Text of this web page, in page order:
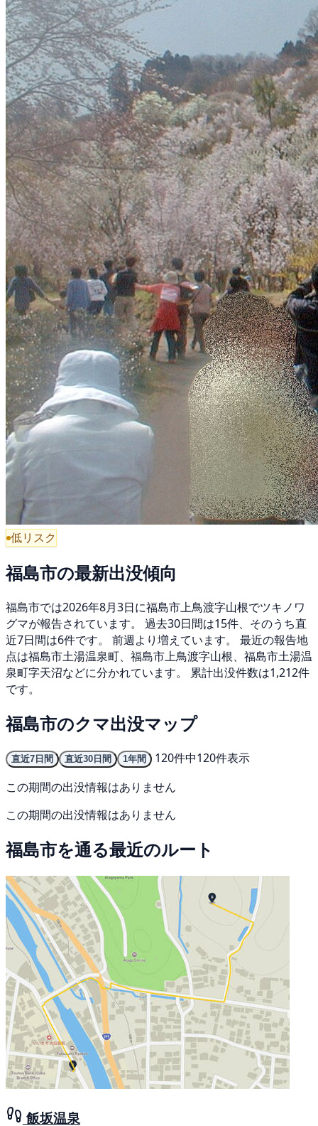
低リスク
福島市の最新出没傾向
福島市では2026年8月3日に福島市上鳥渡字山根でツキノワ
グマが報告されています。 過去30日間は15件、そのうち直
近7日間は6件です。 前週より増えています。 最近の報告地
点は福島市土湯温泉町、福島市上鳥渡字山根、福島市土湯温
泉町字天沼などに分かれています。 累計出没件数は1,212件
です。
福島市のクマ出没マップ
直近7日間 直近30日間 1年間
120件中120件表示
この期間の出没情報はありません
この期間の出没情報はありません
福島市を通る最近のルート
飯坂温泉